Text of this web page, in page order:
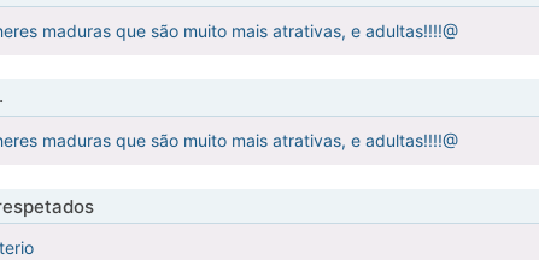
maduras que são muito mais atrativas, e adultas!!!!@
maduras que são muito mais atrativas, e adultas!!!!@